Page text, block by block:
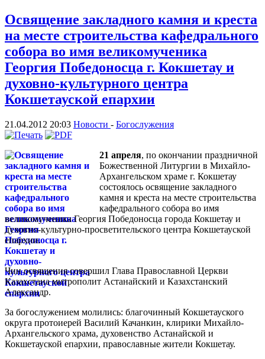
Освящение закладного камня и креста
на месте строительства кафедрального
собора во имя великомученика
Георгия Победоносца г. Кокшетау и
духовно-культурного центра
Кокшетауской епархии
21.04.2012 20:03 Новости - Богослужения
21 апреля, по окончании праздничной
Божественной Литургии в Михайло-
Архангельском храме г. Кокшетау
состоялось освящение закладного
камня и креста на месте строительства
кафедрального собора во имя
великомученика Георгия Победоносца города Кокшетау и
духовно-культурно-просветительского центра Кокшетауской
епархии.
Чин освящения совершил Глава Православной Церкви
Казахстана митрополит Астанайский и Казахстанский
Александр.
За богослужением молились: благочинный Кокшетауского
округа протоиерей Василий Качанкин, клирики Михайло-
Архангельского храма, духовенство Астанайской и
Кокшетауской епархии, православные жители Кокшетау.